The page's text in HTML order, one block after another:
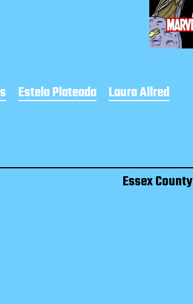
Estela Plateada
Laura Allred
Essex County